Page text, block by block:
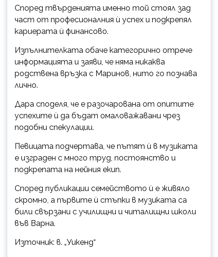
Според твърденията именно той стоял зад
част от професионалния ѝ успех и подкрепял
кариерата ѝ финансово.
Изпълнителката обаче категорично отрече
информацията и заяви, че няма никаква
родствена връзка с Маринов, нито го познава
лично.
Дара споделя, че е разочарована от опитите
успехите ѝ да бъдат омаловажавани чрез
подобни спекулации.
Певицата подчертава, че пътят ѝ в музиката
е изграден с много труд, постоянство и
подкрепата на нейния екип.
Според публикации семейството ѝ е живяло
скромно, а първите ѝ стъпки в музиката са
били свързани с училищни и читалищни школи
във Варна.
Източник: в. „Уикенд“